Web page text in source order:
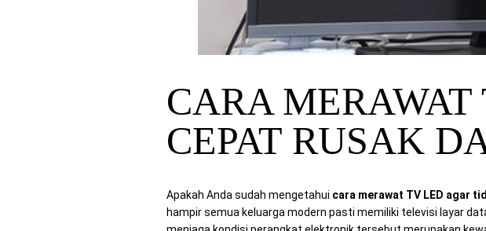
CARA
CEPAT RUSAK
Apakah Anda sudah mengetahui cara merawat TV LED agar
hampir semua keluarga modern pasti memiliki televisi layar